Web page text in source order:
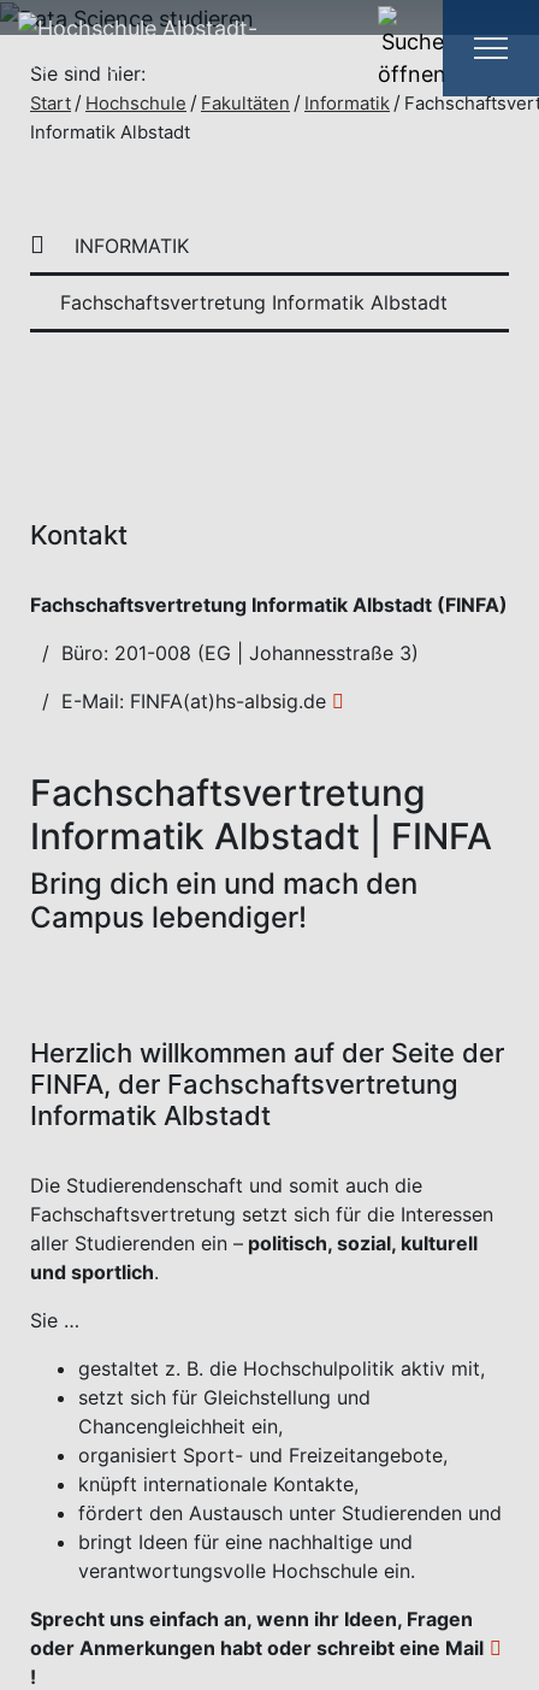
Sie sind hier:
Start Hochschule Fakultäten Informatik
Informatik Albstadt
Fachschaftsvertretung
Informatik Albstadt | FINFA
Bring dich ein und mach den
Campus lebendiger!
Herzlich willkommen auf der Seite der
FINFA, der Fachschaftsvertretung
Informatik Albstadt
Die Studierendenschaft und somit auch die
Fachschaftsvertretung setzt sich für die Interessen
aller Studierenden ein – politisch, sozial, kulturell
und sportlich.
Sie …
gestaltet z. B. die Hochschulpolitik aktiv mit,
setzt sich für Gleichstellung und
Chancengleichheit ein,
organisiert Sport- und Freizeitangebote,
knüpft internationale Kontakte,
fördert den Austausch unter Studierenden und
bringt Ideen für eine nachhaltige und
verantwortungsvolle Hochschule ein.
Sprecht uns einfach an, wenn ihr Ideen, Fragen
oder Anmerkungen habt oder schreibt eine Mail
!
INFORMATIK
Fachschaftsvertretung Informatik Albstadt
Kontakt
Fachschaftsvertretung Informatik Albstadt (FINFA)
/ Büro: 201-008 (EG | Johannesstraße 3)
/ E-Mail: FINFA(at)hs-albsig.de